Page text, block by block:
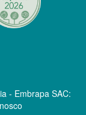
- Embrapa SAC: